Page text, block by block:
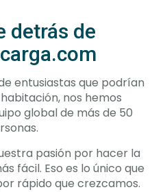
detrás de
entusiastas que podrían
nos hemos
global de más de 50
pasión por hacer la
fácil. Eso es lo único que
rápido que crezcamos.